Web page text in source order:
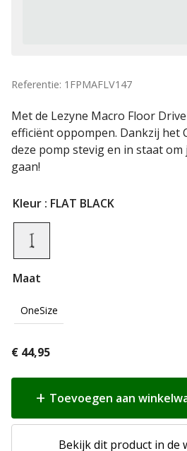
Referentie: 1FPMAFLV147
Met de Lezyne Macro Floor
efficiënt oppompen. Dankzij het
deze pomp stevig en in staat
gaan!
Kleur : FLAT BLACK
Maat
OneSize
€ 44,95
Toevoegen aan
Bekijk dit product in de